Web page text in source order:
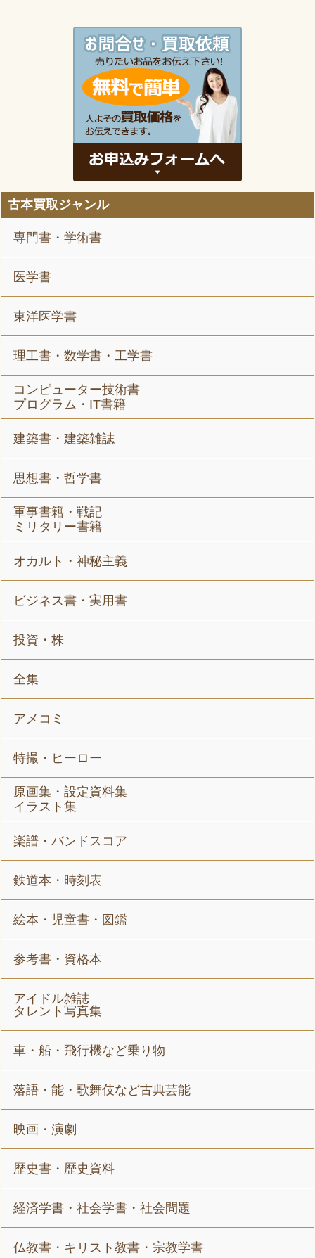
古本買取ジャンル
専門書・学術書
医学書
東洋医学書
理工書・数学書・工学書
コンピューター技術書
プログラム・IT書籍
建築書・建築雑誌
思想書・哲学書
軍事書籍・戦記
ミリタリー書籍
オカルト・神秘主義
ビジネス書・実用書
投資・株
全集
アメコミ
特撮・ヒーロー
原画集・設定資料集
イラスト集
楽譜・バンドスコア
鉄道本・時刻表
絵本・児童書・図鑑
参考書・資格本
アイドル雑誌
タレント写真集
車・船・飛行機など乗り物
落語・能・歌舞伎など古典芸能
映画・演劇
歴史書・歴史資料
経済学書・社会学書・社会問題
仏教書・キリスト教書・宗教学書